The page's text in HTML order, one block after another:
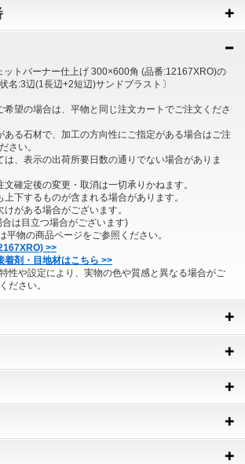
ットバーナー仕上げ 300×600角 (品番:12167XRO)の
名:3辺(1長辺+2短辺)サンドブラスト〕
希望の場合は、平物と同じ注文カートでご注文くださ
ある石材で、加工の方向性にご指定がある場合はご注
さい。
は、表示の出荷所要日数の通りでない場合がありま
文確定後の変更・取消は一切承りかねます。
上下するものが含まれる場合があります。
がある場合がございます。
は目立つ場合がございます)
物の商品ページをご参照ください。
>>
着剤・目地材はこちら >>
性や設定により、実物の色や質感と異なる場合がご
ださい。